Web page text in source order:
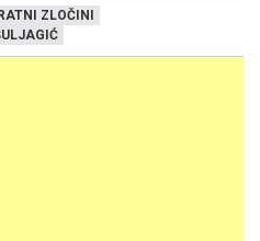
RATNI ZLOČINI